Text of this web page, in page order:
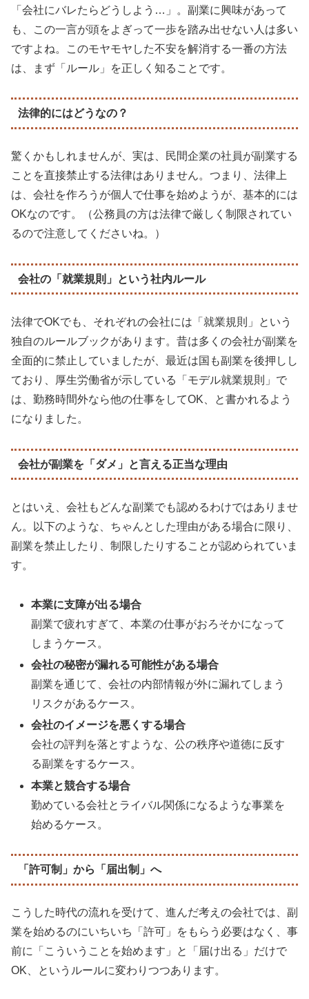
「会社にバレたらどうしよう…」。副業に興味があって
も、この一言が頭をよぎって一歩を踏み出せない人は多い
ですよね。このモヤモヤした不安を解消する一番の方法
は、まず「ルール」を正しく知ることです。
法律的にはどうなの？
驚くかもしれませんが、実は、民間企業の社員が副業する
ことを直接禁止する法律はありません。つまり、法律上
は、会社を作ろうが個人で仕事を始めようが、基本的には
OKなのです。（公務員の方は法律で厳しく制限されてい
るので注意してくださいね。）
会社の「就業規則」という社内ルール
法律でOKでも、それぞれの会社には「就業規則」という
独自のルールブックがあります。昔は多くの会社が副業を
全面的に禁止していましたが、最近は国も副業を後押しし
ており、厚生労働省が示している「モデル就業規則」で
は、勤務時間外なら他の仕事をしてOK、と書かれるよう
になりました。
会社が副業を「ダメ」と言える正当な理由
とはいえ、会社もどんな副業でも認めるわけではありませ
ん。以下のような、ちゃんとした理由がある場合に限り、
副業を禁止したり、制限したりすることが認められていま
す。
本業に支障が出る場合
副業で疲れすぎて、本業の仕事がおろそかになって
しまうケース。
会社の秘密が漏れる可能性がある場合
副業を通じて、会社の内部情報が外に漏れてしまう
リスクがあるケース。
会社のイメージを悪くする場合
会社の評判を落とすような、公の秩序や道徳に反す
る副業をするケース。
本業と競合する場合
勤めている会社とライバル関係になるような事業を
始めるケース。
「許可制」から「届出制」へ
こうした時代の流れを受けて、進んだ考えの会社では、副
業を始めるのにいちいち「許可」をもらう必要はなく、事
前に「こういうことを始めます」と「届け出る」だけで
OK、というルールに変わりつつあります。